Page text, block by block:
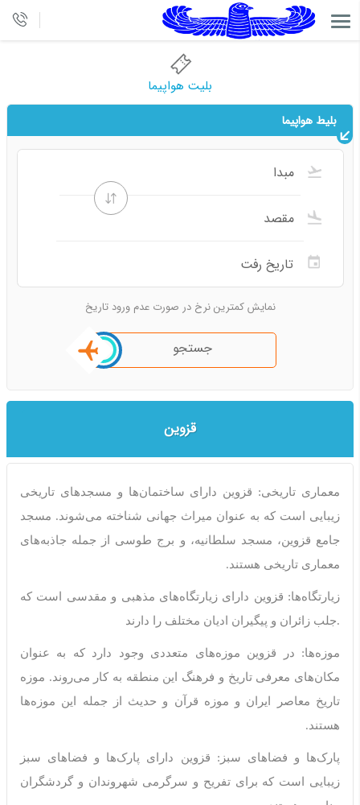
بلیت هواپیما
بلیط هواپیما
نمایش کمترین نرخ در صورت عدم ورود تاریخ
جستجو
قزوین
معماری تاریخی: قزوین دارای ساختمان‌ها و مسجدهای تاریخی
زیبایی است که به عنوان میراث جهانی شناخته می‌شوند. مسجد
جامع قزوین، مسجد سلطانیه، و برج طوسی از جمله جاذبه‌های
معماری تاریخی هستند .
زیارتگاه‌ها: قزوین دارای زیارتگاه‌های مذهبی و مقدسی است که
جلب زائران و پیگیران ادیان مختلف را دارند.
موزه‌ها: در قزوین موزه‌های متعددی وجود دارد که به عنوان
مکان‌های معرفی تاریخ و فرهنگ این منطقه به کار می‌روند. موزه
تاریخ معاصر ایران و موزه قرآن و حدیث از جمله این موزه‌ها
هستند .
پارک‌ها و فضاهای سبز: قزوین دارای پارک‌ها و فضاهای سبز
زیبایی است که برای تفریح و سرگرمی شهروندان و گردشگران